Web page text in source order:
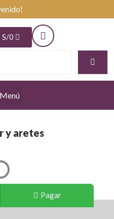
S/0
Menú
y aretes
Pagar